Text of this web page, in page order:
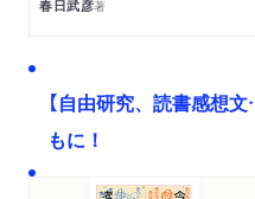
春日武彦著
【自由研究、読書感想
もに！